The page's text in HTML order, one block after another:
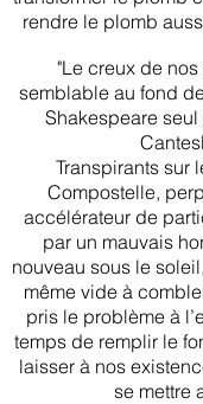
rendre le plomb
"Le creux de
semblable au fond
Shakespeare
Transpirants sur
Compostelle,
accélérateur de
par un mauvais
nouveau sous le
même vide à
pris le problème à
temps de remplir le
laisser à nos
se mettre